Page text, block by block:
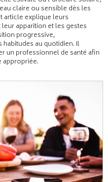
claire ou sensible dès les
article explique leurs
apparition et les gestes
progressive,
au quotidien. Il
un professionnel de santé afin
appropriée.